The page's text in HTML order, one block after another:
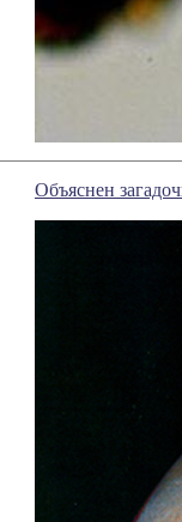
Объяснен